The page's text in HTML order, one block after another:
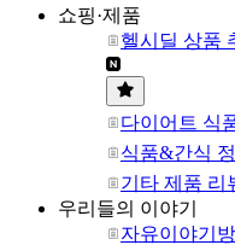
쇼핑·제품
헬시딜 상품
다이어트 식
식품&간식
기타 제품 리
우리들의 이야기
자유이야기방